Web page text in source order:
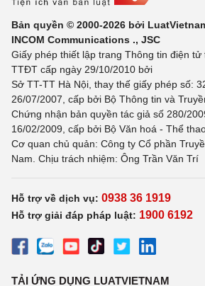
Bản quyền © 2000-2026 bởi
INCOM Communications ., JSC
Giấy phép thiết lập trang Thông tin điện
TTĐT cấp ngày 29/10/2010 bởi
Sở TT-TT Hà Nội, thay thế giấy phép số:
26/07/2007, cấp bởi Bộ Thông tin và
Chứng nhận bản quyền tác giả số 280/
16/02/2009, cấp bởi Bộ Văn hoá - Thể
Cơ quan chủ quản: Công ty Cổ phần
Nam. Chịu trách nhiệm: Ông Trần Văn Trí
Hỗ trợ về dịch vụ: 0938 36 1919
Hỗ trợ giải đáp pháp luật: 1900 6192
TẢI ỨNG DỤNG LUATVIETNAM